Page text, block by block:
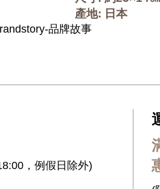
產地: 日本
，例假日除外)